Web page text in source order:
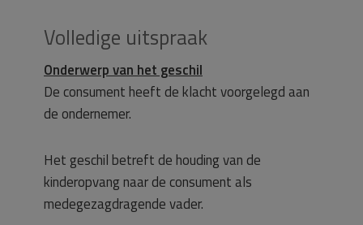
Volledige uitspraak
Onderwerp van het geschil
De consument heeft de klacht voorgelegd aan
de ondernemer.
Het geschil betreft de houding van de
kinderopvang naar de consument als
medegezagdragende vader.